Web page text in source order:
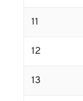
11
12
13